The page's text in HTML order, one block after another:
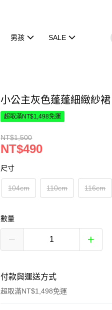
男孩 SALE
小公主灰色蓬蓬細緻紗裙
超取滿NT$1,498免運
NT$1,500
NT$490
尺寸
104cm 110cm 116cm
數量
付款與運送方式
超取滿NT$1,498免運